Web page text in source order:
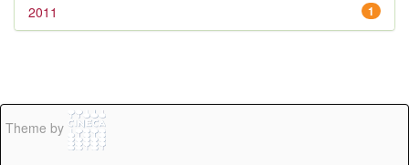
1
2011
Theme by